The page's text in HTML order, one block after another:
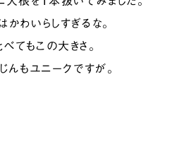
かわいらしすぎるな。
てもこの大きさ。
じんもユニークですが。